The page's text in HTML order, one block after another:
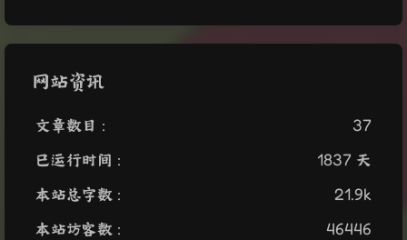
网站资讯
文章数目 :
37
已运行时间 :
1837 天
本站总字数 :
21.9k
本站访客数 :
46446